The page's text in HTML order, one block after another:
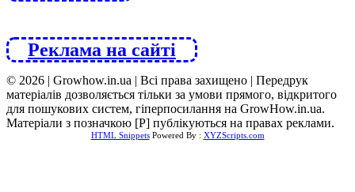
Реклама на сайті
© 2026 | Growhow.in.ua | Всі права захищено | Передрук
матеріалів дозволяється тільки за умови прямого, відкритого
для пошукових систем, гіперпосилання на GrowHow.in.ua.
Матеріали з позначкою [Р] публікуються на правах реклами.
HTML SnippetsPowered By : XYZScripts.com